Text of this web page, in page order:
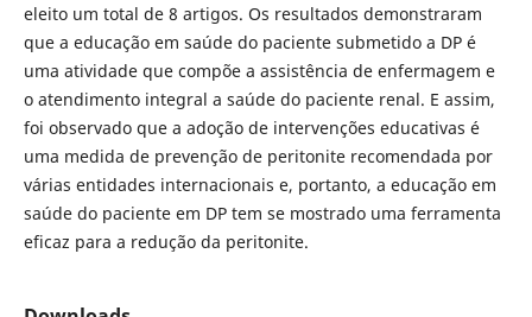
eleito um total de 8 artigos. Os resultados demonstraram
que a educação em saúde do paciente submetido a DP é
uma atividade que compõe a assistência de enfermagem e
o atendimento integral a saúde do paciente renal. E assim,
foi observado que a adoção de intervenções educativas é
uma medida de prevenção de peritonite recomendada por
várias entidades internacionais e, portanto, a educação em
saúde do paciente em DP tem se mostrado uma ferramenta
eficaz para a redução da peritonite.